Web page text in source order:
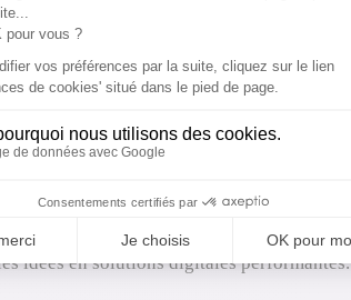
idées en solutions digitales performantes.